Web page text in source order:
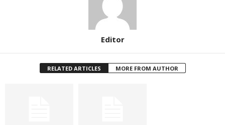
Editor
RELATED ARTICLES MORE FROM AUTHOR